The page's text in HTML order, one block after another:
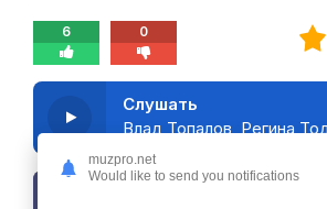
6 0
Слушать
muzpro.net
Would like to send you notifications